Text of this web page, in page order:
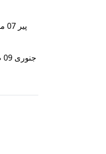
پیر 07 مارچ کا سیربین ریڈیو پروگرام
جنوری 09 صبح 1 بجے کا گلوبل نیوز بیٹ